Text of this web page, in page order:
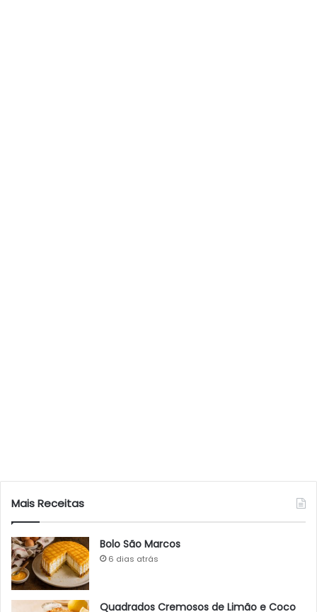
Mais Receitas
Bolo São Marcos
6 dias atrás
Quadrados Cremosos de Limão e Coco